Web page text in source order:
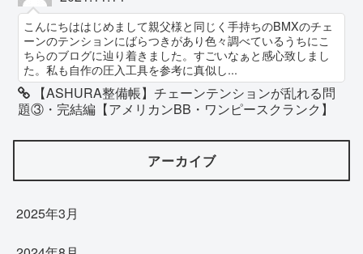
こんにちははじめまして親父様と同じく手持ちのBMXのチェ
ーンのテンションにばらつきがあり色々調べているうちにこ
ちらのブログに辿り着きました。すごいなぁと感心致しまし
た。私も自作の圧入工具を参考に真似し...
【ASHURA整備帳】チェーンテンションが乱れる問
題③・完結編【アメリカンBB・ワンピースクランク】
アーカイブ
2025年3月